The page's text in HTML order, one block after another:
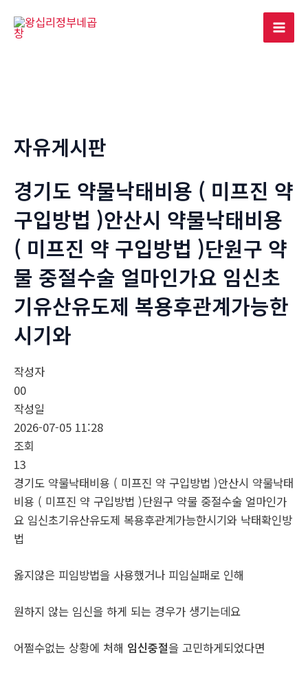
Main
자유게시판
경기도 약물낙태비용 ( 미프진 약
구입방법 )안산시 약물낙태비용
( 미프진 약 구입방법 )단원구 약
물 중절수술 얼마인가요 임신초
기유산유도제 복용후관계가능한
시기와
작성자
00
작성일
2026-07-05 11:28
조회
13
경기도 약물낙태비용 ( 미프진 약 구입방법 )안산시 약물낙태
비용 ( 미프진 약 구입방법 )단원구 약물 중절수술 얼마인가
요 임신초기유산유도제 복용후관계가능한시기와 낙태확인방
법
옳지않은 피임방법을 사용했거나 피임실패로 인해
원하지 않는 임신을 하게 되는 경우가 생기는데요
어쩔수없는 상황에 처해 임신중절을 고민하게되었다면